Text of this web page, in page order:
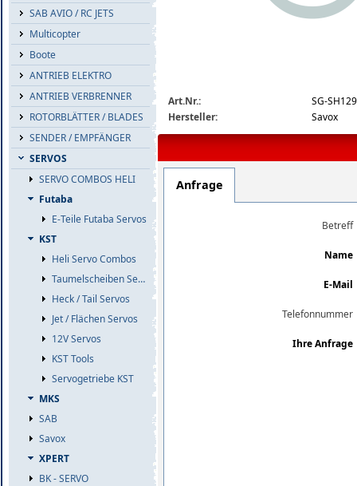
SAB AVIO / RC JETS
Multicopter
Boote
ANTRIEB ELEKTRO
ANTRIEB VERBRENNER
ROTORBLÄTTER / BLADES
SENDER / EMPFÄNGER
SERVOS
SERVO COMBOS HELI
Futaba
E-Teile Futaba Servos
KST
Heli Servo Combos
Taumelscheiben Servos
Heck / Tail Servos
Jet / Flächen Servos
12V Servos
KST Tools
Servogetriebe KST
MKS
SAB
Savox
XPERT
BK - SERVO
Art.Nr.:
SG-
Hersteller:
Savox
Anfrage
Betreff
Name
E-Mail
Telefonnummer
Ihre Anfrage